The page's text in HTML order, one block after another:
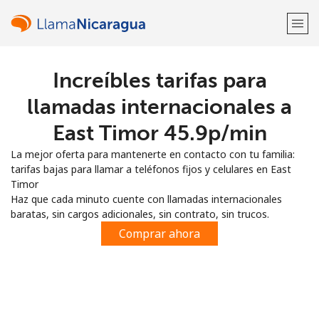
¡Bienvenido!
Regístrate con
o
Increíbles tarifas para
llamadas internacionales a
East Timor ⁦45.9p⁩/min
La mejor oferta para mantenerte en contacto con tu familia:
tarifas bajas para llamar a teléfonos fijos y celulares en East
Timor
Haz que cada minuto cuente con llamadas internacionales
baratas, sin cargos adicionales, sin contrato, sin trucos.
Comprar ahora